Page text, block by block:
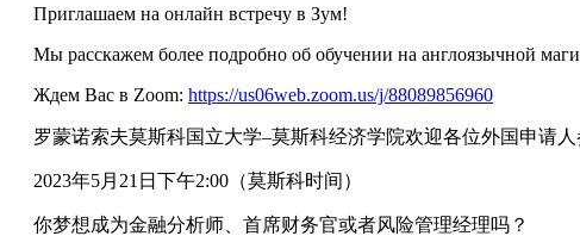
Приглашаем на онлайн встречу в Зум!
Мы расскажем более подробно об обучении на англоязычной
Ждем Вас в Zoom: https://us06web.zoom.us/j/88089856960
罗蒙诺索夫莫斯科国立大学–莫斯科经济学院欢迎各位外国申请
2023年5月 21 日下午2:00 （莫斯科时间）
你梦想成为金融分析师、首席财务官或者风险管理经理吗？